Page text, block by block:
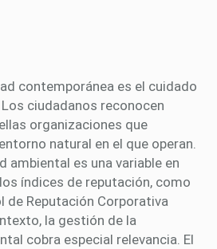
contemporánea es el cuidado
ciudadanos reconocen
organizaciones que
natural en el que operan.
ambiental es una variable en
índices de reputación, como
de Reputación Corporativa
la gestión de la
cobra especial relevancia. El